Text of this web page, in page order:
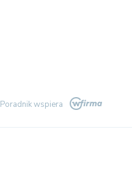
Poradnik wspiera